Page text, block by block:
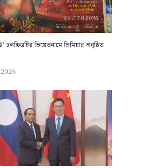
চলচ্চিত্রটির ভিয়েতনামে প্রিমিয়ার অনুষ্ঠিত